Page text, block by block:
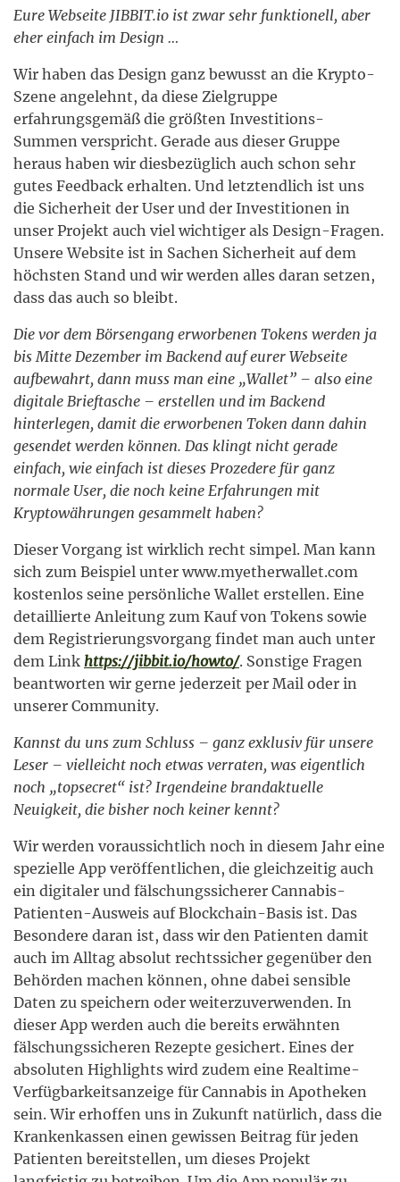
Eure Webseite JIBBIT.io ist zwar sehr funktionell, aber
eher einfach im Design …
Wir haben das Design ganz bewusst an die Krypto-
Szene angelehnt, da diese Zielgruppe
erfahrungsgemäß die größten Investitions-
Summen verspricht. Gerade aus dieser Gruppe
heraus haben wir diesbezüglich auch schon sehr
gutes Feedback erhalten. Und letztendlich ist uns
die Sicherheit der User und der Investitionen in
unser Projekt auch viel wichtiger als Design-Fragen.
Unsere Website ist in Sachen Sicherheit auf dem
höchsten Stand und wir werden alles daran setzen,
dass das auch so bleibt.
Die vor dem Börsengang erworbenen Tokens werden ja
bis Mitte Dezember im Backend auf eurer Webseite
aufbewahrt, dann muss man eine „Wallet” – also eine
digitale Brieftasche – erstellen und im Backend
hinterlegen, damit die erworbenen Token dann dahin
gesendet werden können. Das klingt nicht gerade
einfach, wie einfach ist dieses Prozedere für ganz
normale User, die noch keine Erfahrungen mit
Kryptowährungen gesammelt haben?
Dieser Vorgang ist wirklich recht simpel. Man kann
sich zum Beispiel unter www.myetherwallet.com
kostenlos seine persönliche Wallet erstellen. Eine
detaillierte Anleitung zum Kauf von Tokens sowie
dem Registrierungsvorgang findet man auch unter
dem Link https://jibbit.io/howto/. Sonstige Fragen
beantworten wir gerne jederzeit per Mail oder in
unserer Community.
Kannst du uns zum Schluss – ganz exklusiv für unsere
Leser – vielleicht noch etwas verraten, was eigentlich
noch „topsecret“ ist? Irgendeine brandaktuelle
Neuigkeit, die bisher noch keiner kennt?
Wir werden voraussichtlich noch in diesem Jahr eine
spezielle App veröffentlichen, die gleichzeitig auch
ein digitaler und fälschungssicherer Cannabis-
Patienten-Ausweis auf Blockchain-Basis ist. Das
Besondere daran ist, dass wir den Patienten damit
auch im Alltag absolut rechtssicher gegenüber den
Behörden machen können, ohne dabei sensible
Daten zu speichern oder weiterzuverwenden. In
dieser App werden auch die bereits erwähnten
fälschungssicheren Rezepte gesichert. Eines der
absoluten Highlights wird zudem eine Realtime-
Verfügbarkeitsanzeige für Cannabis in Apotheken
sein. Wir erhoffen uns in Zukunft natürlich, dass die
Krankenkassen einen gewissen Beitrag für jeden
Patienten bereitstellen, um dieses Projekt